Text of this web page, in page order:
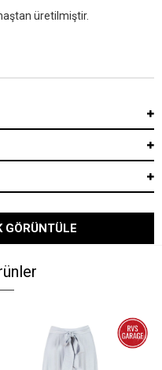
üretilmiştir.
GÖRÜNTÜLE